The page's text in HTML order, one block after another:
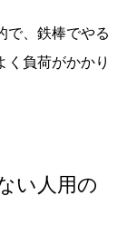
で、鉄棒でやる
く負荷がかかり
い人用の